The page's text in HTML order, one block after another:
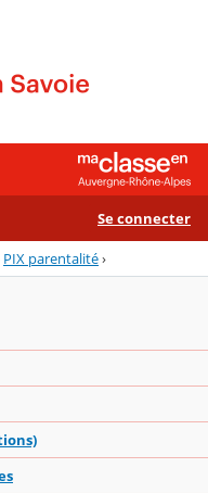
Se connecter
PIX parentalité›